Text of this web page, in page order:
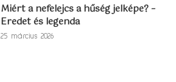
Miért a nefelejcs a hűség jelképe? –
Eredet és legenda
25 március 2026